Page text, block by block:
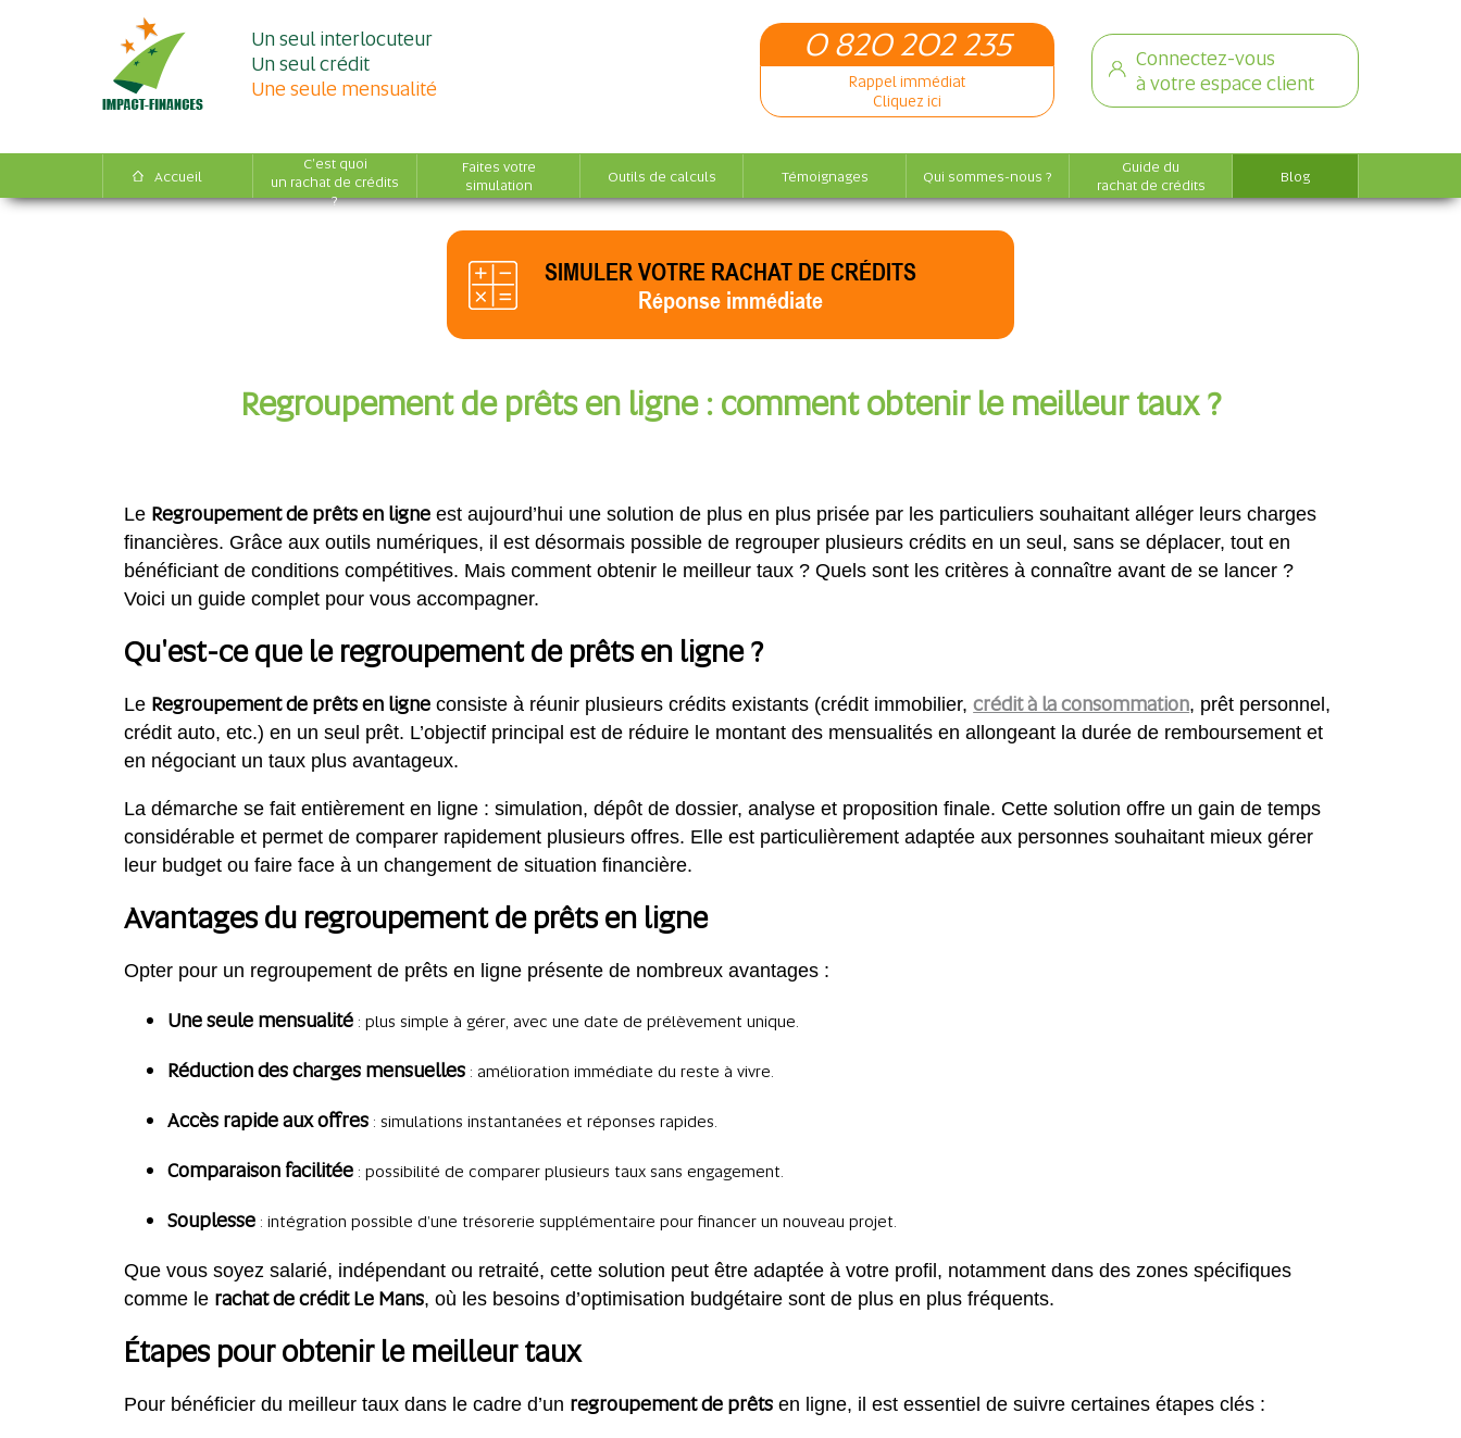
Un seul interlocuteur
Un seul crédit
Une seule mensualité
0 820 202 235
Rappel immédiat
Cliquez ici
Connectez-vous
à votre espace client
Accueil
C'est quoi
un rachat de crédits
?
Faites votre
simulation
Outils de calculs Témoignages Qui sommes-nous ?
Guide du
rachat de crédits
Blog
SIMULER VOTRE RACHAT DE CRÉDITS
Réponse immédiate
Regroupement de prêts en ligne : comment obtenir le meilleur taux ?
Le Regroupement de prêts en ligne est aujourd’hui une solution de plus en plus prisée par les particuliers souhaitant alléger leurs charges
financières. Grâce aux outils numériques, il est désormais possible de regrouper plusieurs crédits en un seul, sans se déplacer, tout en
bénéficiant de conditions compétitives. Mais comment obtenir le meilleur taux ? Quels sont les critères à connaître avant de se lancer ?
Voici un guide complet pour vous accompagner.
Qu'est-ce que le regroupement de prêts en ligne ?
Le Regroupement de prêts en ligne consiste à réunir plusieurs crédits existants (crédit immobilier,crédit à la consommation, prêt personnel,
crédit auto, etc.) en un seul prêt. L’objectif principal est de réduire le montant des mensualités en allongeant la durée de remboursement et
en négociant un taux plus avantageux.
La démarche se fait entièrement en ligne : simulation, dépôt de dossier, analyse et proposition finale. Cette solution offre un gain de temps
considérable et permet de comparer rapidement plusieurs offres. Elle est particulièrement adaptée aux personnes souhaitant mieux gérer
leur budget ou faire face à un changement de situation financière.
Avantages du regroupement de prêts en ligne
Opter pour un regroupement de prêts en ligne présente de nombreux avantages :
Une seule mensualité : plus simple à gérer, avec une date de prélèvement unique.
Réduction des charges mensuelles : amélioration immédiate du reste à vivre.
Accès rapide aux offres : simulations instantanées et réponses rapides.
Comparaison facilitée : possibilité de comparer plusieurs taux sans engagement.
Souplesse : intégration possible d’une trésorerie supplémentaire pour financer un nouveau projet.
Que vous soyez salarié, indépendant ou retraité, cette solution peut être adaptée à votre profil, notamment dans des zones spécifiques
comme le rachat de crédit Le Mans, où les besoins d’optimisation budgétaire sont de plus en plus fréquents.
Étapes pour obtenir le meilleur taux
Pour bénéficier du meilleur taux dans le cadre d’un regroupement de prêts en ligne, il est essentiel de suivre certaines étapes clés :